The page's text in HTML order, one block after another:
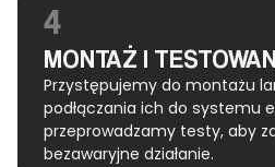
4
MONTAŻ I
Przystępujemy do montażu
podłączania ich do systemu
przeprowadzamy testy, aby
bezawaryjne działanie.